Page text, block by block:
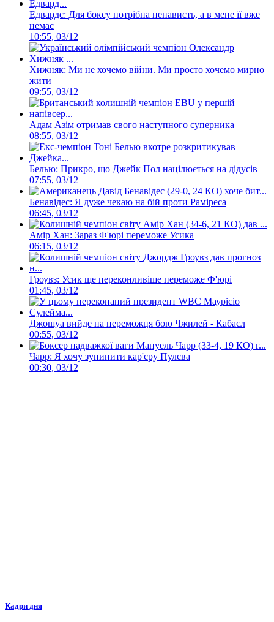
Едвардс: Для боксу потрібна ненависть, а в мене її вже
немає
10:55, 03/12
Хижняк: Ми не хочемо війни. Ми просто хочемо мирно
жити
09:55, 03/12
Адам Азім отримав свого наступного суперника
08:55, 03/12
Белью: Прикро, що Джейк Пол націлюється на дідусів
07:55, 03/12
Бенавідес: Я дуже чекаю на бій проти Раміреса
06:45, 03/12
Амір Хан: Зараз Ф'юрі переможе Усика
06:15, 03/12
Гроувз: Усик ще переконливіше переможе Ф'юрі
01:45, 03/12
Джошуа вийде на переможця бою Чжилей - Кабаєл
00:55, 03/12
Чарр: Я хочу зупинити кар'єру Пулєва
00:30, 03/12
Кадри дня